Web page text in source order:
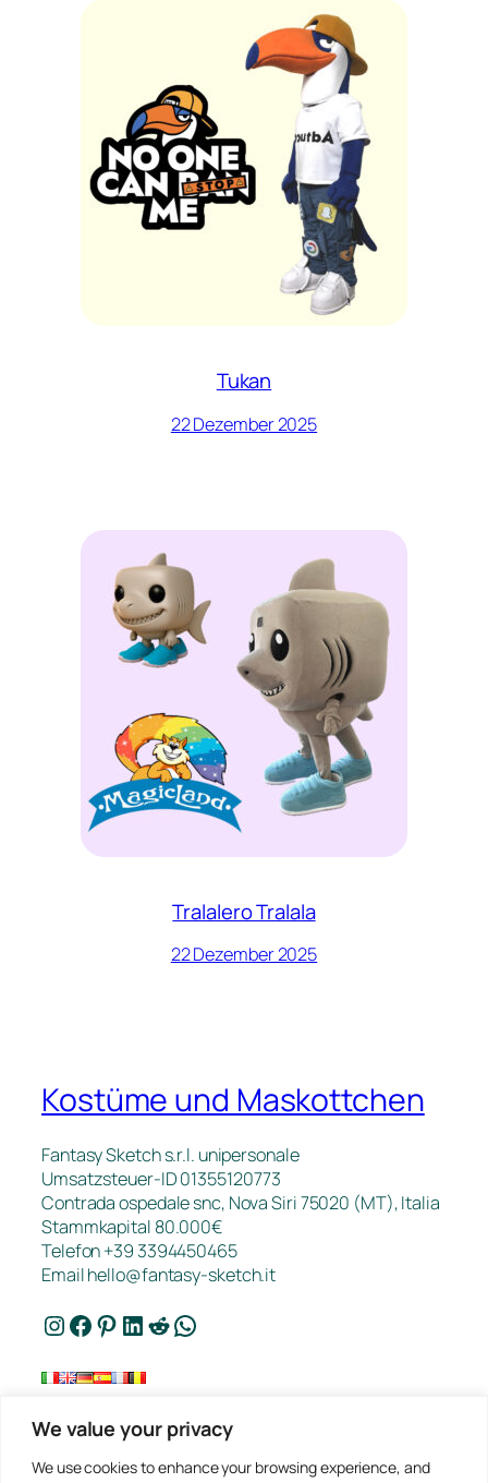
We value your privacy
We use cookies to enhance your browsing experience, and
Tukan
22 Dezember 2025
Tralalero Tralala
22 Dezember 2025
Kostüme und Maskottchen
Fantasy Sketch s.r.l. unipersonale
Umsatzsteuer-ID 01355120773
Contrada ospedale snc, Nova Siri 75020 (MT), Italia
Stammkapital 80.000€
Telefon +39 3394450465
Emailhello@fantasy-sketch.it
Instagram Facebook Pinterest LinkedIn Reddit WhatsApp
FAQ